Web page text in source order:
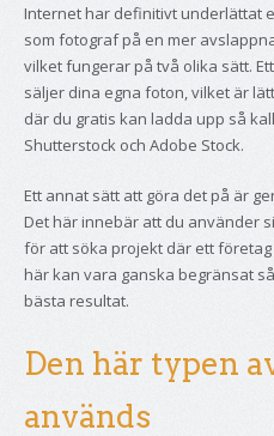
Internet har definitivt underlättat
som fotograf på en mer
vilket fungerar på två olika sätt.
säljer dina egna foton, vilket är
där du gratis kan ladda upp så
Shutterstock och Adobe Stock.
Ett annat sätt att göra det på är
Det här innebär att du använder
för att söka projekt där ett
här kan vara ganska begränsat
bästa resultat.
Den här typen
används